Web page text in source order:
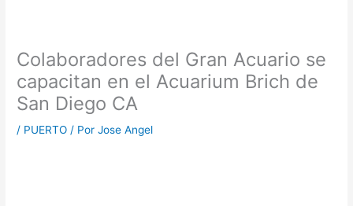
Colaboradores del Gran Acuario se
capacitan en el Acuarium Brich de
San Diego CA
/ PUERTO / PorJose Angel